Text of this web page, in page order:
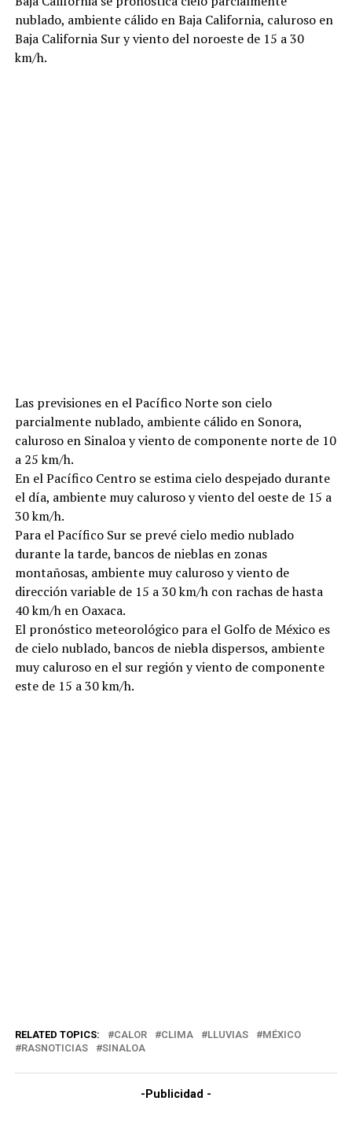
nublado, ambiente cálido en Baja California, caluroso en
Baja California Sur y viento del noroeste de 15 a 30
km/h.
Las previsiones en el Pacífico Norte son cielo
parcialmente nublado, ambiente cálido en Sonora,
caluroso en Sinaloa y viento de componente norte de 10
a 25 km/h.
En el Pacífico Centro se estima cielo despejado durante
el día, ambiente muy caluroso y viento del oeste de 15 a
30 km/h.
Para el Pacífico Sur se prevé cielo medio nublado
durante la tarde, bancos de nieblas en zonas
montañosas, ambiente muy caluroso y viento de
dirección variable de 15 a 30 km/h con rachas de hasta
40 km/h en Oaxaca.
El pronóstico meteorológico para el Golfo de México es
de cielo nublado, bancos de niebla dispersos, ambiente
muy caluroso en el sur región y viento de componente
este de 15 a 30 km/h.
RELATED TOPICS: CALOR CLIMA LLUVIAS
MÉXICO
RASNOTICIAS
SINALOA
-Publicidad -